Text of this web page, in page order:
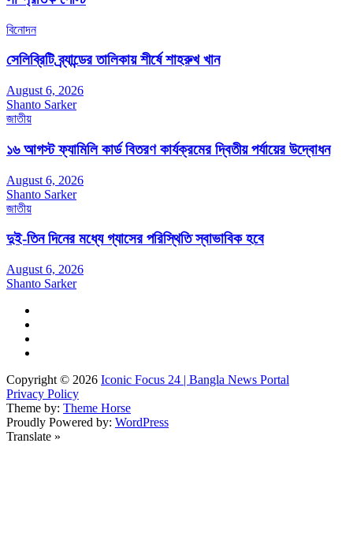
বিনোদন
সেলিব্রিটি ব্র্যান্ডের তালিকায় শীর্ষে শাহরুখ খান
August 6, 2026
Shanto Sarker
জাতীয়
১৬ আগস্ট ফ্যামিলি কার্ড বিতরণ কার্যক্রমের দ্বিতীয় পর্যায়ের উদ্বোধন
August 6, 2026
Shanto Sarker
জাতীয়
দুই-তিন দিনের মধ্যে গ্যাসের পরিস্থিতি স্বাভাবিক হবে
August 6, 2026
Shanto Sarker
Copyright © 2026 Iconic Focus 24 | Bangla News Portal
Privacy Policy
Theme by: Theme Horse
Proudly Powered by: WordPress
Translate »